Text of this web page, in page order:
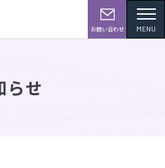
お問い合わせ MENU
らせ